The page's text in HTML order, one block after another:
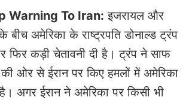
Warning To Iran: इजरायल और
बीच अमेरिका के राष्ट्रपति डोनाल्ड ट्रंप
फिर कड़ी चेतावनी दी है। ट्रंप ने साफ
ओर से ईरान पर किए हमलों में अमेरिका
अगर ईरान ने अमेरिका पर किसी भी